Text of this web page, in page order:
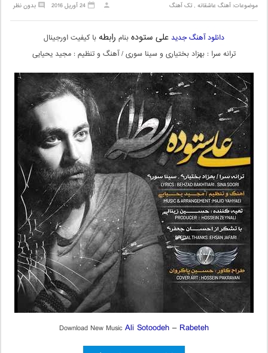
موضوعات:آهنگ عاشقانه ,تک آهنگ بدون نظر 24 آوریل 2016
دانلود آهنگ جدید علی ستودهبنام رابطه با کیفیت اورجینال
ترانه سرا : بهزاد بختیاری و سینا سوری / آهنگ و تنظیم : مجید یحیایی
Download New MusicAli Sotoodeh – Rabeteh